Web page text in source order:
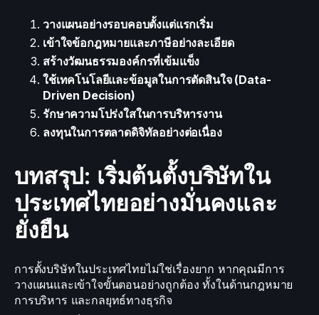
วางแผนอย่างรอบคอบตั้งแต่แรกเริ่ม
เข้าใจข้อกฎหมายและภาษีอย่างละเอียด
สร้างวัฒนธรรมองค์กรที่เข้มแข็ง
ใช้เทคโนโลยีและข้อมูลในการตัดสินใจ (Data-
Driven Decision)
รักษาความโปร่งใสในการบริหารงาน
ลงทุนในการตลาดดิจิทัลอย่างต่อเนื่อง
บทสรุป: เริ่มต้นตั้งบริษัทใน
ประเทศไทยอย่างมั่นคงและ
ยั่งยืน
การตั้งบริษัทในประเทศไทยไม่ใช่เรื่องยาก หากคุณมีการ
วางแผนและเข้าใจขั้นตอนอย่างถูกต้อง ทั้งในด้านกฎหมาย
การบริหาร และกลยุทธ์ทางธุรกิจ